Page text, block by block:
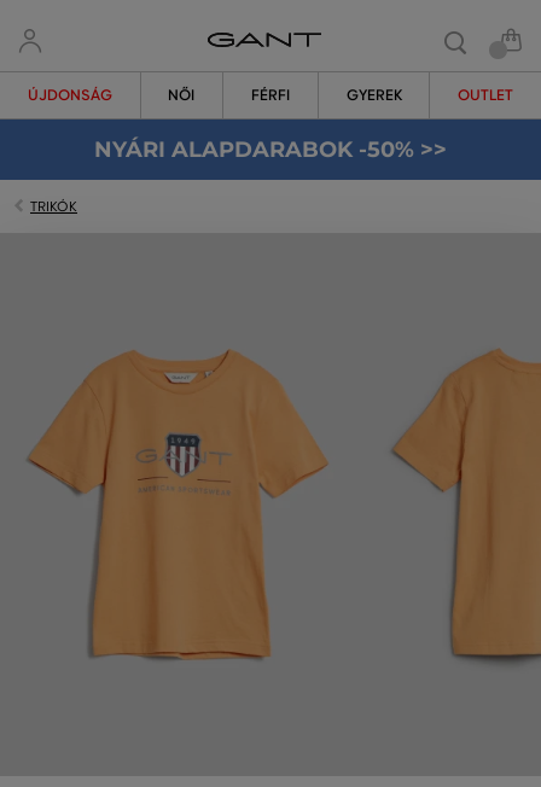
ÚJDONSÁG NŐI FÉRFI GYEREK OUTLET
NYÁRI ALAPDARABOK -50% >>
TRIKÓK